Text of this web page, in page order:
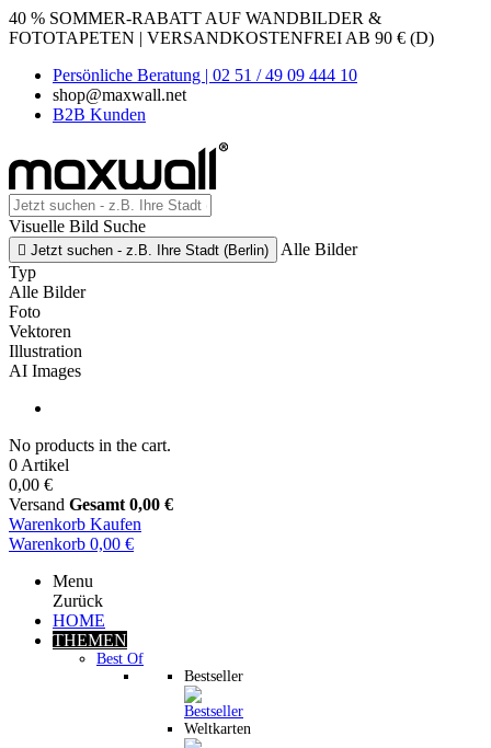
40 % SOMMER-RABATT AUF WANDBILDER &
FOTOTAPETEN | VERSANDKOSTENFREI AB 90 € (D)
Persönliche Beratung | 02 51 / 49 09 444 10
shop@maxwall.net
B2B Kunden
Visuelle Bild Suche
 Jetzt suchen - z.B. Ihre Stadt (Berlin)
Alle Bilder
Typ
Alle Bilder
Foto
Vektoren
Illustration
AI Images
No products in the cart.
0 Artikel
0,00 €
Versand Gesamt 0,00 €
Warenkorb Kaufen
Warenkorb 0,00 €
Menu
Zurück
HOME
THEMEN
Best Of
Bestseller
Weltkarten